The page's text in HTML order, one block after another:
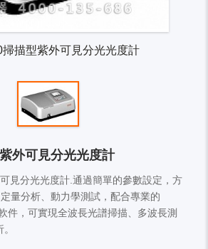
掃描型紫外可見分光光度計
外可見分光光度計
見分光光度計.通過簡單的參數設定，方
量分析、動力學測試，配合專業的
件，可實現全波長光譜掃描、多波長測